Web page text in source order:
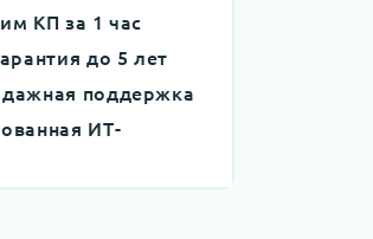
КП за 1 час
до 5 лет
поддержка
ИТ-